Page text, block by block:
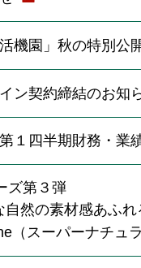
機園」秋の特別公
ン契約締結のお知
１四半期財務・業
ズ第３弾
自然の素材感あふ
（スーパーナチュ